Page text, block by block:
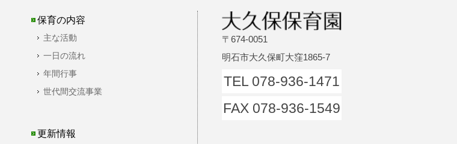
保育の内容
主な活動
一日の流れ
年間行事
世代間交流事業
更新情報
〒674-0051
明石市大久保町大窪1865-7
TEL 078-936-1471
FAX 078-936-1549